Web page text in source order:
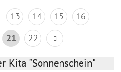
13 14 15
16
21 22
Kita "Sonnenschein"